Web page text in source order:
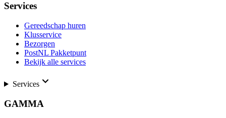
Services
Gereedschap huren
Klusservice
Bezorgen
PostNL Pakketpunt
Bekijk alle services
Services
GAMMA